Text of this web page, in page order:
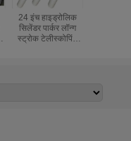
24 इंच हाइड्रोलिक
सिलेंडर पार्कर लॉन्ग
स्ट्रोक टेलीस्कोपिंग